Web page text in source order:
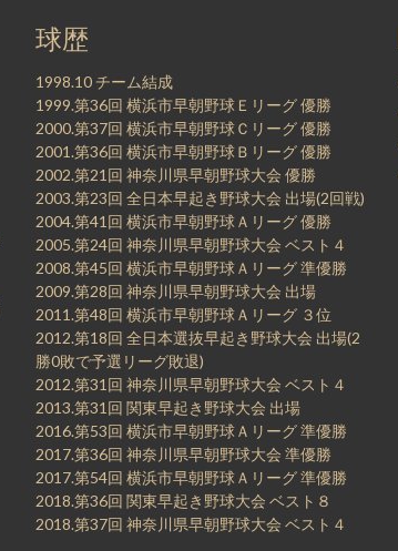
球歴
1998.10 チーム結成
1999.第36回 横浜市早朝野球Ｅリーグ 優勝
2000.第37回 横浜市早朝野球Ｃリーグ 優勝
2001.第36回 横浜市早朝野球Ｂリーグ 優勝
2002.第21回 神奈川県早朝野球大会 優勝
2003.第23回 全日本早起き野球大会 出場(2回戦)
2004.第41回 横浜市早朝野球Ａリーグ 優勝
2005.第24回 神奈川県早朝野球大会 ベスト４
2008.第45回 横浜市早朝野球Ａリーグ 準優勝
2009.第28回 神奈川県早朝野球大会 出場
2011.第48回 横浜市早朝野球Ａリーグ ３位
2012.第18回 全日本選抜早起き野球大会 出場(2
勝0敗で予選リーグ敗退)
2012.第31回 神奈川県早朝野球大会 ベスト４
2013.第31回 関東早起き野球大会 出場
2016.第53回 横浜市早朝野球Ａリーグ 準優勝
2017.第36回 神奈川県早朝野球大会 準優勝
2017.第54回 横浜市早朝野球Ａリーグ 準優勝
2018.第36回 関東早起き野球大会 ベスト８
2018.第37回 神奈川県早朝野球大会 ベスト４